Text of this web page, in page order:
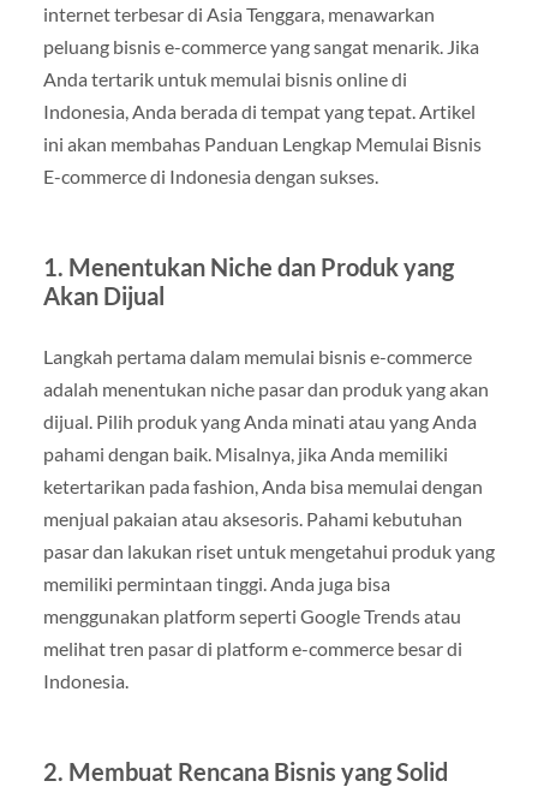
internet terbesar di Asia Tenggara, menawarkan
peluang bisnis e-commerce yang sangat menarik. Jika
Anda tertarik untuk memulai bisnis online di
Indonesia, Anda berada di tempat yang tepat. Artikel
ini akan membahas Panduan Lengkap Memulai Bisnis
E-commerce di Indonesia dengan sukses.
1. Menentukan Niche dan Produk yang
Akan Dijual
Langkah pertama dalam memulai bisnis e-commerce
adalah menentukan niche pasar dan produk yang akan
dijual. Pilih produk yang Anda minati atau yang Anda
pahami dengan baik. Misalnya, jika Anda memiliki
ketertarikan pada fashion, Anda bisa memulai dengan
menjual pakaian atau aksesoris. Pahami kebutuhan
pasar dan lakukan riset untuk mengetahui produk yang
memiliki permintaan tinggi. Anda juga bisa
menggunakan platform seperti Google Trends atau
melihat tren pasar di platform e-commerce besar di
Indonesia.
2. Membuat Rencana Bisnis yang Solid